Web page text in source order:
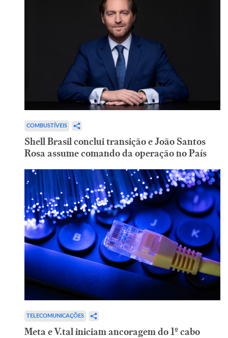
COMBUSTÍVEIS
Shell Brasil conclui transição e João Santos
Rosa assume comando da operação no País
TELECOMUNICAÇÕES
Meta e V.tal iniciam ancoragem do 1º cabo